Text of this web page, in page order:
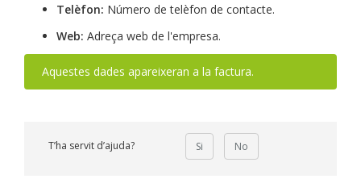
Telèfon: Número de telèfon de contacte.
Web: Adreça web de l'empresa.
Aquestes dades apareixeran a la factura.
T’ha servit d’ajuda? Si No